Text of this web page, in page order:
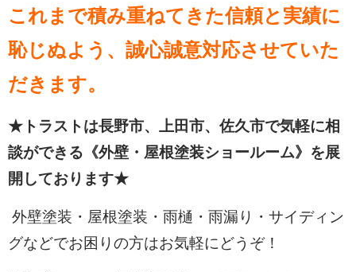
これまで積み重ねてきた信頼と実績に
恥じぬよう、誠心誠意対応させていた
だきます。
★トラストは長野市、上田市、佐久市で気軽に相
談ができる《外壁・屋根塗装ショールーム》を展
開しております★
外壁塗装・屋根塗装・雨樋・雨漏り・サイディン
グなどでお困りの方はお気軽にどうぞ！